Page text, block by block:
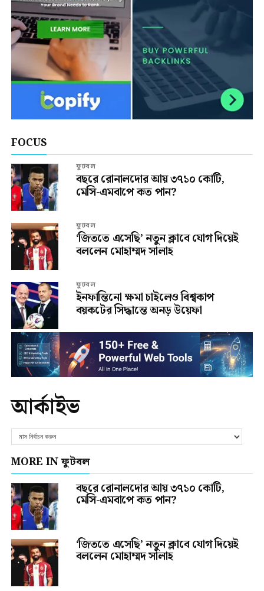
FOCUS
ফুটবল
বছরে রোনালদোর আয় ৩৭১০ কোটি,
মেসি-এমবাপে কত পান?
ফুটবল
‘জিততে এসেছি’ নতুন ক্লাবে যোগ দিয়েই
বললেন মোহাম্মদ সালাহ
ফুটবল
ইনফান্তিনো ক্ষমা চাইলেও বিশ্বকাপ
বয়কটের সিদ্ধান্তে অনড় উয়েফা
আর্কাইভ
MORE IN ফুটবল
বছরে রোনালদোর আয় ৩৭১০ কোটি,
মেসি-এমবাপে কত পান?
‘জিততে এসেছি’ নতুন ক্লাবে যোগ দিয়েই
বললেন মোহাম্মদ সালাহ